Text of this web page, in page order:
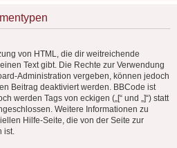
von HTML, die dir weitreichende
Text gibt. Die Rechte zur Verwendung
Administration vergeben, können jedoch
Beitrag deaktiviert werden. BBCode ist
werden Tags von eckigen („[“ und „]“) statt
Weitere Informationen zu
Hilfe-Seite, die von der Seite zur
ist.